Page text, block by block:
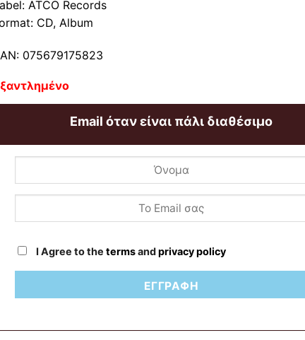
ATCO Records
CD, Album
075679175823
Email όταν είναι πάλι διαθέσιμο
I Agree to the termsandprivacy policy
ΕΓΓΡΑΦΉ